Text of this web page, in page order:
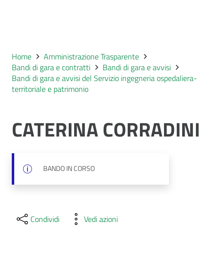
Home
Amministrazione Trasparente
Bandi di gara e contratti
Bandi di gara e avvisi
Bandi di gara e avvisi del Servizio ingegneria ospedaliera-
territoriale e patrimonio
CATERINA CORRADINI
BANDO IN CORSO
Condividi Vedi azioni